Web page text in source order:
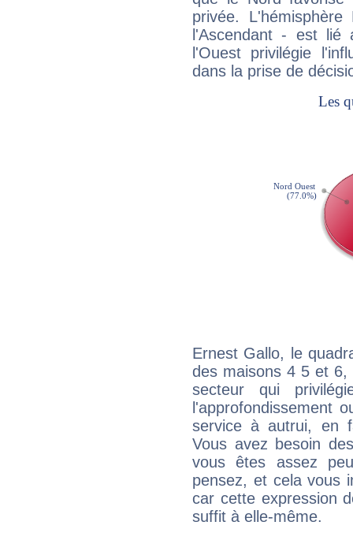
privée.
l'Ascendant - est
l'Ouest privilégie
dans la prise de
Ernest Gallo, le
des maisons 4 5 et
secteur qui
l'approfondissement
service à autrui, en
Vous avez besoin
vous êtes assez
pensez, et cela vous
car cette expression
suffit à elle-même.